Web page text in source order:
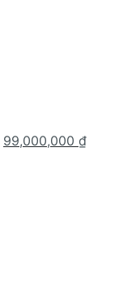
Giá
99,000,000 ₫Giá